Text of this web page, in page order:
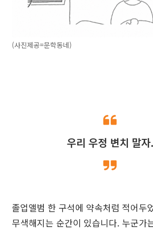
(사진제공=문학동네)
우리 우정 변치 말자.
졸업앨범 한 구석에 약속처럼 적어두
무색해지는 순간이 있습니다. 누군가